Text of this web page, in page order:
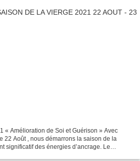
« Amélioration de Soi et Guérison » Avec
22 Août , nous démarrons la saison de la
significatif des énergies d’ancrage. Le